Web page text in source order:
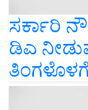
ಸರ್ಕಾರಿ
ಡಿಎ